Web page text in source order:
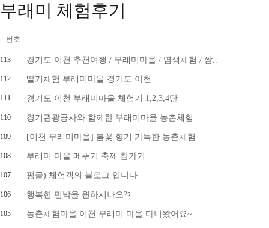
부래미 체험후기
번호
113 경기도 이천 추천여행 / 부래미마을 / 염색체험 / 쌈..
112 딸기체험 부래미마을 경기도 이천
111 경기도 이천 부래미마을 체험기 1,2,3,4탄
110 경기관광공사와 함께한 부래미마을 농촌체험
109 [이천 부래미마을] 봄꽃 향기 가득한 농촌체험
108 부래미 마을 메뚜기 축제 참가기
107 펌글) 체험객의 블로그 입니다
106 행복한 민박을 원하시나요?2
105 농촌체험마을 이천 부래미 마을 다녀왔어요~